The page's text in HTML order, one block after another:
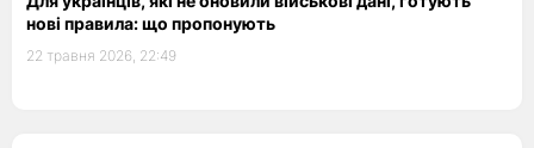
нові правила: що пропонують
22 травня 2026, 22:49